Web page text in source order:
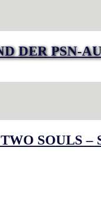
DER PSN-
SOULS –